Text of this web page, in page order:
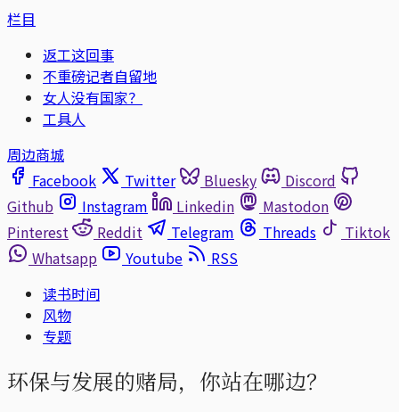
栏目
返工这回事
不重磅记者自留地
女人没有国家？
工具人
周边商城
Facebook
Twitter Bluesky
Discord
Github
Instagram Linkedin
Mastodon
Pinterest
Reddit Telegram Threads
Tiktok
Whatsapp
Youtube
RSS
读书时间
风物
专题
环保与发展的赌局，你站在哪边？